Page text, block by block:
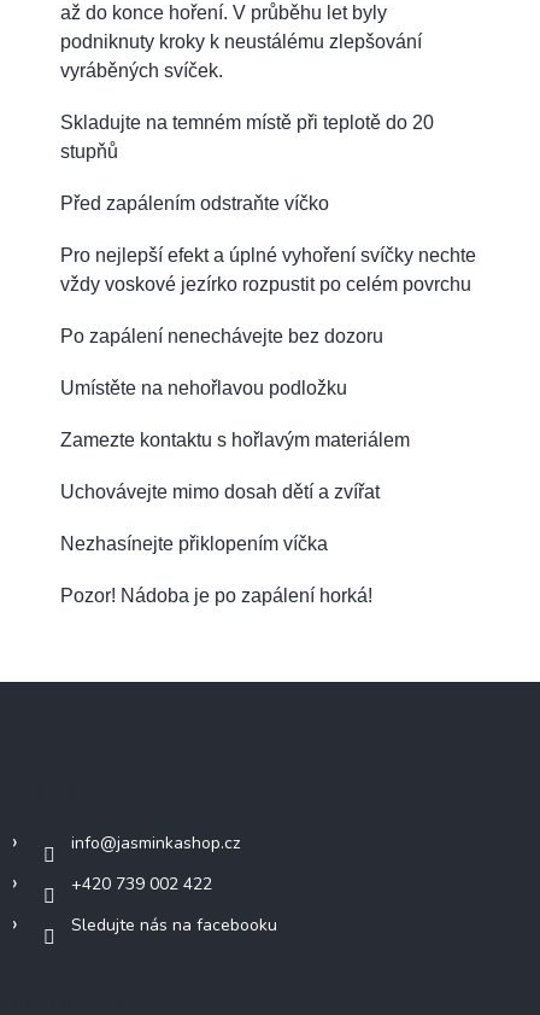
až do konce hoření. V průběhu let byly
podniknuty kroky k neustálému zlepšování
vyráběných svíček.
Skladujte na temném místě při teplotě do 20
stupňů
Před zapálením odstraňte víčko
Pro nejlepší efekt a úplné vyhoření svíčky nechte
vždy voskové jezírko rozpustit po celém povrchu
Po zapálení nenechávejte bez dozoru
Umístěte na nehořlavou podložku
Zamezte kontaktu s hořlavým materiálem
Uchovávejte mimo dosah dětí a zvířat
Nezhasínejte přiklopením víčka
Pozor! Nádoba je po zapálení horká!
info@jasminkashop.cz
+420 739 002 422
Sledujte nás na facebooku